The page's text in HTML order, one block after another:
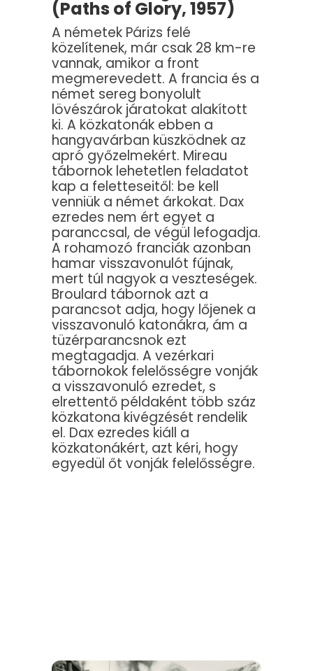
(Paths of Glory, 1957)
A németek Párizs felé
közelítenek, már csak 28 km-re
vannak, amikor a front
megmerevedett. A francia és a
német sereg bonyolult
lövészárok járatokat alakított
ki. A közkatonák ebben a
hangyavárban küszködnek az
apró győzelmekért. Mireau
tábornok lehetetlen feladatot
kap a feletteseitől: be kell
venniük a német árkokat. Dax
ezredes nem ért egyet a
paranccsal, de végül lefogadja.
A rohamozó franciák azonban
hamar visszavonulót fújnak,
mert túl nagyok a veszteségek.
Broulard tábornok azt a
parancsot adja, hogy lőjenek a
visszavonuló katonákra, ám a
tüzérparancsnok ezt
megtagadja. A vezérkari
tábornokok felelősségre vonják
a visszavonuló ezredet, s
elrettentő példaként több száz
közkatona kivégzését rendelik
el. Dax ezredes kiáll a
közkatonákért, azt kéri, hogy
egyedül őt vonják felelősségre.